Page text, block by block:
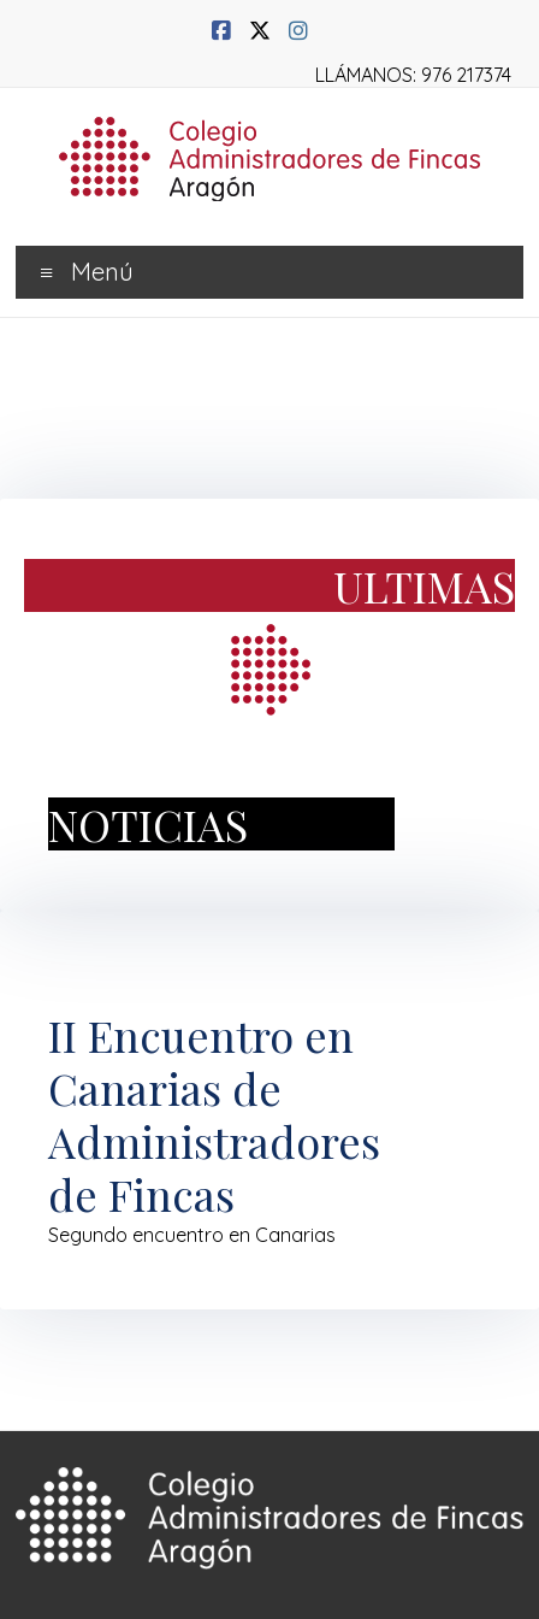
LLÁMANOS: 976 217374
Menú
ULTIMAS
NOTICIAS
II Encuentro en
Canarias de
Administradores
de Fincas
Segundo encuentro en Canarias